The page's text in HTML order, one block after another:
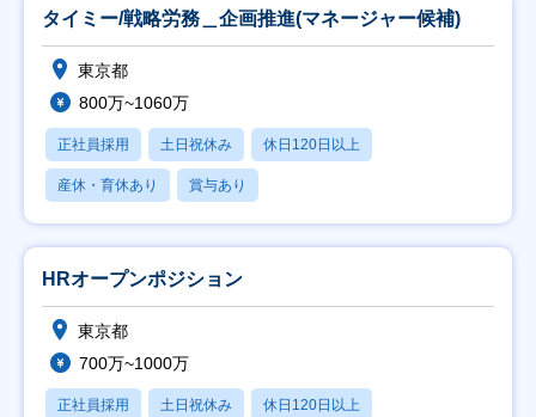
タイミー/戦略労務＿企画推進(マネージャー候補)
東京都
800万~1060万
正社員採用 土日祝休み 休日120日以上
産休・育休あり 賞与あり
HRオープンポジション
東京都
700万~1000万
正社員採用 土日祝休み 休日120日以上